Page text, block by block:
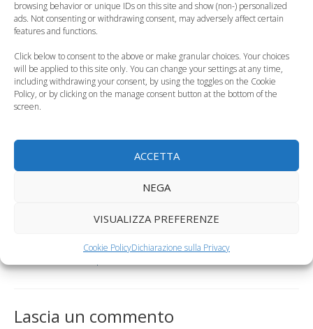
browsing behavior or unique IDs on this site and show (non-) personalized
ads. Not consenting or withdrawing consent, may adversely affect certain
features and functions.
Click below to consent to the above or make granular choices. Your choices
will be applied to this site only. You can change your settings at any time,
including withdrawing your consent, by using the toggles on the Cookie
Policy, or by clicking on the manage consent button at the bottom of the
screen.
ACCETTA
NEGA
VISUALIZZA PREFERENZE
Cookie PolicyDichiarazione sulla Privacy
Categorie
Curiosità, News, ecc.,Salute del Bambino
Tag
asma bambini
fumo passivo nei bambini
Le ricette di Cotto e Mangiato per bambini, le torte
salate
Natale in dolce attesa
passivo, più colpiti i bambini
sotto i cinque anni”
con la cantoterapia - Tutto Mamma
Lascia un commento